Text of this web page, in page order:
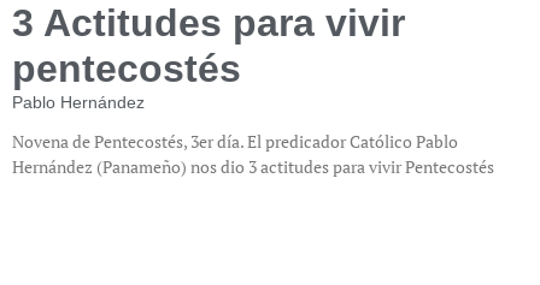
3 Actitudes para vivir
pentecostés
Pablo Hernández
Novena de Pentecostés, 3er día. El predicador Católico Pablo
Hernández (Panameño) nos dio 3 actitudes para vivir Pentecostés